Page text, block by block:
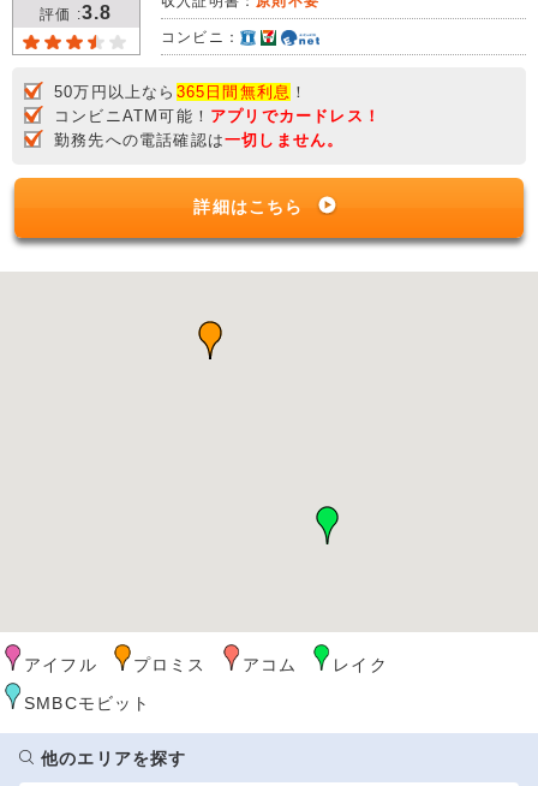
評価 :3.8
コンビニ：
50万円以上なら 365日間無利息 ！
コンビニATM可能！ アプリでカードレス！
勤務先への電話確認は一切しません。
詳細はこちら
アイフル プロミス アコム
レイク
SMBCモビット
他のエリアを探す